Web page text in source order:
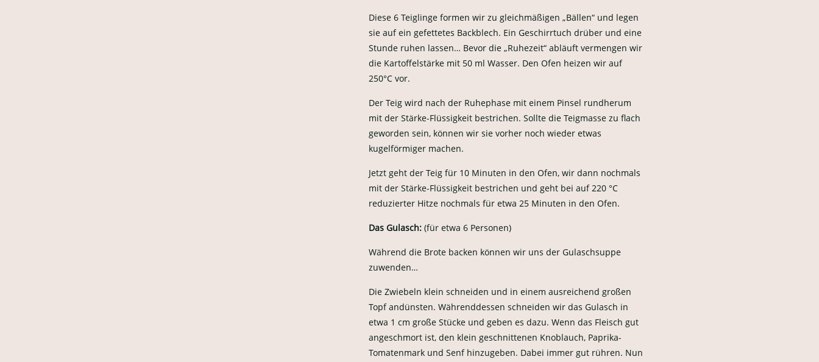
Diese 6 Teiglinge formen wir zu gleichmäßigen „Bällen“ und legen
sie auf ein gefettetes Backblech. Ein Geschirrtuch drüber und eine
Stunde ruhen lassen… Bevor die „Ruhezeit“ abläuft vermengen wir
die Kartoffelstärke mit 50 ml Wasser. Den Ofen heizen wir auf
250°C vor.
Der Teig wird nach der Ruhephase mit einem Pinsel rundherum
mit der Stärke-Flüssigkeit bestrichen. Sollte die Teigmasse zu flach
geworden sein, können wir sie vorher noch wieder etwas
kugelförmiger machen.
Jetzt geht der Teig für 10 Minuten in den Ofen, wir dann nochmals
mit der Stärke-Flüssigkeit bestrichen und geht bei auf 220 °C
reduzierter Hitze nochmals für etwa 25 Minuten in den Ofen.
Das Gulasch:(für etwa 6 Personen)
Während die Brote backen können wir uns der Gulaschsuppe
zuwenden…
Die Zwiebeln klein schneiden und in einem ausreichend großen
Topf andünsten. Währenddessen schneiden wir das Gulasch in
etwa 1 cm große Stücke und geben es dazu. Wenn das Fleisch gut
angeschmort ist, den klein geschnittenen Knoblauch, Paprika-
Tomatenmark und Senf hinzugeben. Dabei immer gut rühren. Nun